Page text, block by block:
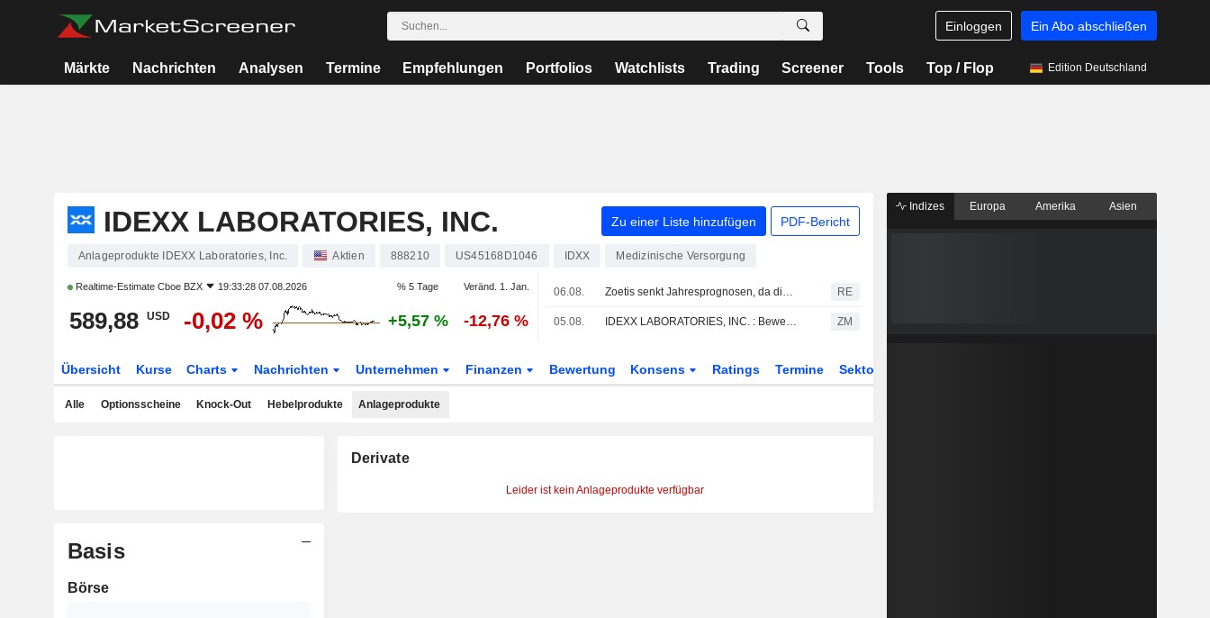
Einloggen Ein Abo abschließen
Märkte Nachrichten Analysen Termine Empfehlungen Portfolios Watchlists Trading Screener Tools Top / Flop Edition Deutschland
IDEXX LABORATORIES, INC. Zu einer Liste hinzufügen PDF-Bericht
Anlageprodukte IDEXX Laboratories, Inc. Aktien 888210 US45168D1046 IDXX Medizinische Versorgung
Realtime-Estimate Cboe BZX 19:33:28 07.08.2026 % 5 Tage Veränd. 1. Jan.
589,88 USD -0,02 % +5,57 % -12,76 %
06.08. Zoetis senkt Jahresprognosen, da die Nachfrage nach Haustiermedizin nachlässt RE
05.08. IDEXX LABORATORIES, INC. : Bewertung von Citigroup zum Kaufen erhalten ZM
Übersicht Kurse Charts Nachrichten Unternehmen Finanzen Bewertung Konsens Ratings Termine Sektor
Alle Optionsscheine Knock-Out Hebelprodukte Anlageprodukte
Basis
Börse
Derivate
Leider ist kein Anlageprodukte verfügbar
Indizes Europa Amerika Asien